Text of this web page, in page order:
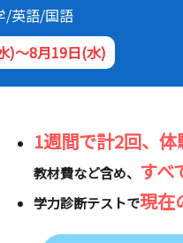
/英語/国語
)～8月19日(水)
1週間で計2回、体
教材費など含め、 すべ
学力診断テストで現在